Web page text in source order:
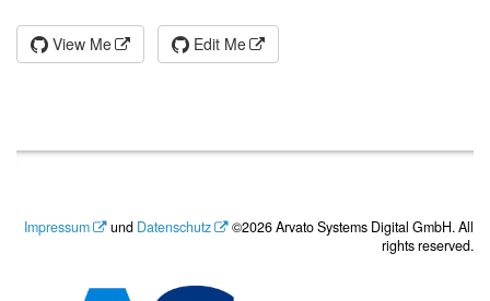
View Me Edit Me
Impressum und Datenschutz
©2026 Arvato Systems Digital GmbH. All
rights reserved.